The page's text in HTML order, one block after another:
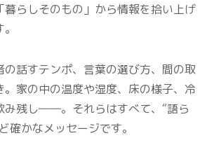
暮らしそのもの」から情報を拾い上げ
の話すテンポ、言葉の選び方、間の取
。家の中の温度や湿度、床の様子、冷
み残し――。それらはすべて、“語ら
確かなメッセージです。